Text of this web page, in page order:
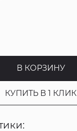
В КОРЗИНУ
КУПИТЬ В 1 КЛИК